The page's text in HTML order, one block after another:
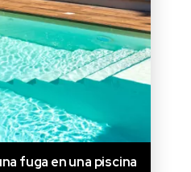
fuga en una piscina